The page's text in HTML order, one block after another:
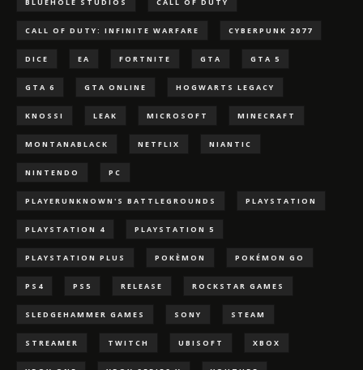
CALL OF DUTY: INFINITE WARFARE CYBERPUNK 2077
DICE EA FORTNITE GTA GTA 5
GTA 6 GTA ONLINE HOGWARTS LEGACY
KNOSSI LEAK MICROSOFT MINECRAFT
MONTANABLACK NETFLIX NIANTIC
NINTENDO PC
PLAYERUNKNOWN'S BATTLEGROUNDS PLAYSTATION
PLAYSTATION 4 PLAYSTATION 5
PLAYSTATION PLUS POKÈMON POKÉMON GO
PS4 PS5 RELEASE ROCKSTAR GAMES
SLEDGEHAMMER GAMES SONY STEAM
STREAMER TWITCH UBISOFT XBOX